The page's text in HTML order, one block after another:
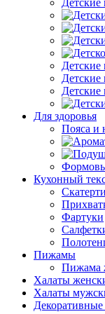
Детские
Детские
Детские
Детские
Для здоровья
Пояса и
Кухонный
Скатерти
Фартуки
Пижамы
Пижама
Халаты
Халаты